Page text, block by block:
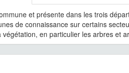
et présente dans les trois
de connaissance sur certains
végétation, en particulier les arbres et